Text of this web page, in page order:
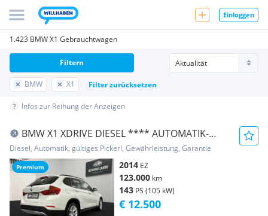
Einloggen
1.423 BMW X1 Gebrauchtwagen
BMW X1 Filter zurücksetzen
Filtern
Infos zur Reihung der Anzeigen
Premium
BMW X1 XDRIVE DIESEL **** AUTOMATIK-
TEMPOMAT-LEDER ...
Diesel, Automatik, gültiges Pickerl, Gewährleistung, Garantie
2014 EZ
123.000 km
143 PS (105 kW)
€ 12.500